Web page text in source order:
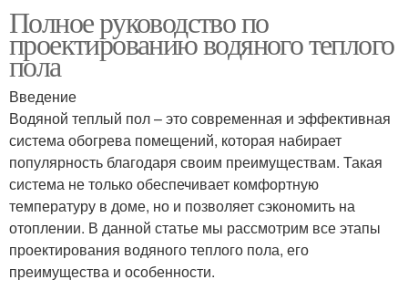
Полное руководство по
проектированию водяного теплого
пола
Введение
Водяной теплый пол – это современная и эффективная
система обогрева помещений, которая набирает
популярность благодаря своим преимуществам. Такая
система не только обеспечивает комфортную
температуру в доме, но и позволяет сэкономить на
отоплении. В данной статье мы рассмотрим все этапы
проектирования водяного теплого пола, его
преимущества и особенности.